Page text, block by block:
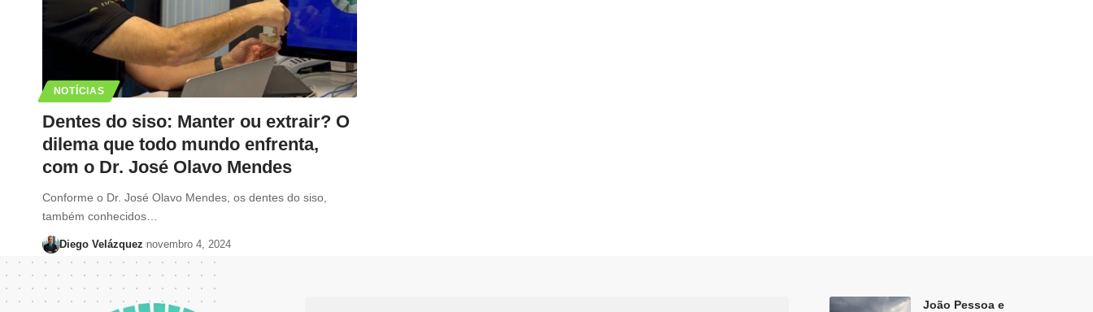
NOTÍCIAS
Dentes do siso: Manter ou extrair? O
dilema que todo mundo enfrenta,
com o Dr. José Olavo Mendes
Conforme o Dr. José Olavo Mendes, os dentes do siso,
também conhecidos…
Diego Velázquez novembro 4, 2024
João Pessoa e